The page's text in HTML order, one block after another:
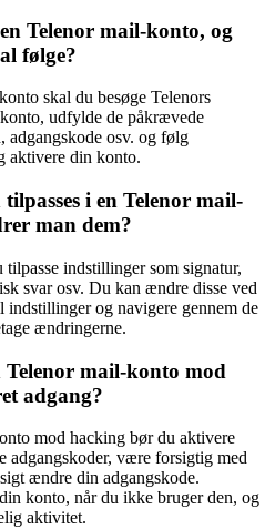
Telenor mail-konto, og
følge?
skal du besøge Telenors
udfylde de påkrævede
adgangskode osv. og følg
aktivere din konto.
i en Telenor mail-
man dem?
indstillinger som signatur,
svar osv. Du kan ændre disse ved
og navigere gennem de
ændringerne.
mail-konto mod
adgang?
mod hacking bør du aktivere
adgangskoder, være forsigtig med
ændre din adgangskode.
konto, når du ikke bruger den, og
aktivitet.